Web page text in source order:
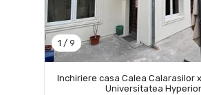
1 / 9
Inchiriere casa Calea Calarasilor
Universitatea